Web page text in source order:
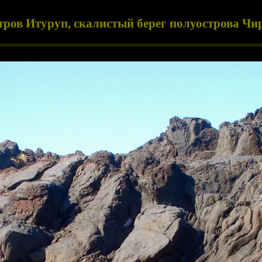
Итуруп, скалистый берег полуострова